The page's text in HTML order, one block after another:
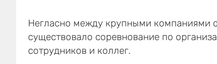
Негласно между крупными компаниями
существовало соревнование по
сотрудников и коллег.